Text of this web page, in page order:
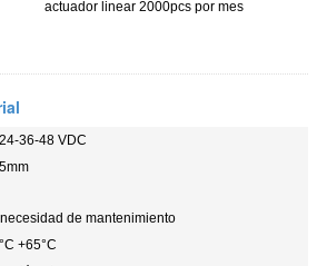
actuador linear 2000pcs por mes
36-48 VDC
de mantenimiento
+65°C